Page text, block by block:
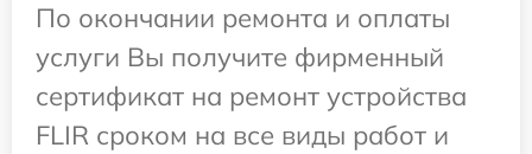
По окончании ремонта и оплаты
услуги Вы получите фирменный
сертификат на ремонт устройства
FLIR сроком на все виды работ и